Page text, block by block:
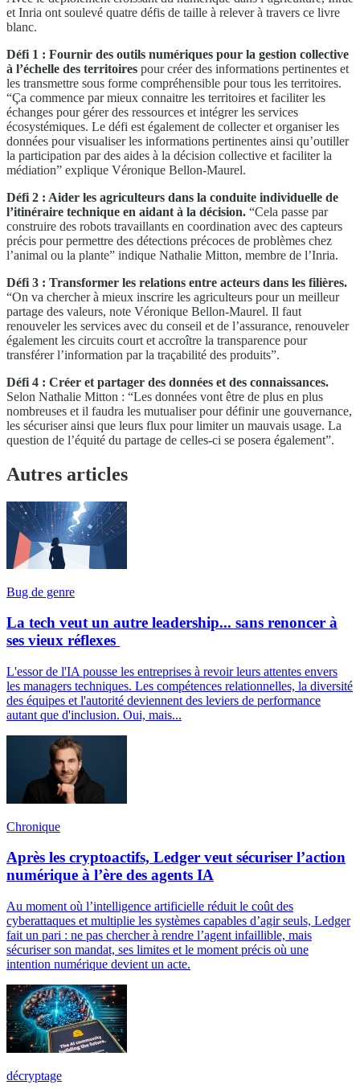
et Inria ont soulevé quatre défis de taille à relever à travers ce livre
blanc.
Défi 1 : Fournir des outils numériques pour la gestion collective
à l’échelle des territoires pour créer des informations pertinentes et
les transmettre sous forme compréhensible pour tous les territoires.
“Ça commence par mieux connaitre les territoires et faciliter les
échanges pour gérer des ressources et intégrer les services
écosystémiques. Le défi est également de collecter et organiser les
données pour visualiser les informations pertinentes ainsi qu’outiller
la participation par des aides à la décision collective et faciliter la
médiation” explique Véronique Bellon-Maurel.
Défi 2 : Aider les agriculteurs dans la conduite individuelle de
l’itinéraire technique en aidant à la décision. “Cela passe par
construire des robots travaillants en coordination avec des capteurs
précis pour permettre des détections précoces de problèmes chez
l’animal ou la plante” indique Nathalie Mitton, membre de l’Inria.
Défi 3 : Transformer les relations entre acteurs dans les filières.
“On va chercher à mieux inscrire les agriculteurs pour un meilleur
partage des valeurs, note Véronique Bellon-Maurel. Il faut
renouveler les services avec du conseil et de l’assurance, renouveler
également les circuits court et accroître la transparence pour
transférer l’information par la traçabilité des produits”.
Défi 4 : Créer et partager des données et des connaissances.
Selon Nathalie Mitton : “Les données vont être de plus en plus
nombreuses et il faudra les mutualiser pour définir une gouvernance,
les sécuriser ainsi que leurs flux pour limiter un mauvais usage. La
question de l’équité du partage de celles-ci se posera également”.
Autres articles
Bug de genre
La tech veut un autre leadership... sans renoncer à
ses vieux réflexes
L'essor de l'IA pousse les entreprises à revoir leurs attentes envers
les managers techniques. Les compétences relationnelles, la diversité
des équipes et l'autorité deviennent des leviers de performance
autant que d'inclusion. Oui, mais...
Chronique
Après les cryptoactifs, Ledger veut sécuriser l’action
numérique à l’ère des agents IA
Au moment où l’intelligence artificielle réduit le coût des
cyberattaques et multiplie les systèmes capables d’agir seuls, Ledger
fait un pari : ne pas chercher à rendre l’agent infaillible, mais
sécuriser son mandat, ses limites et le moment précis où une
intention numérique devient un acte.
décryptage